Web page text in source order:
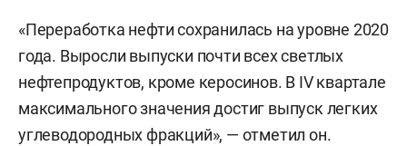
«Переработка нефти сохранилась на уровне 2020
года. Выросли выпуски почти всех светлых
нефтепродуктов, кроме керосинов. В IV квартале
максимального значения достиг выпуск легких
углеводородных фракций», — отметил он.